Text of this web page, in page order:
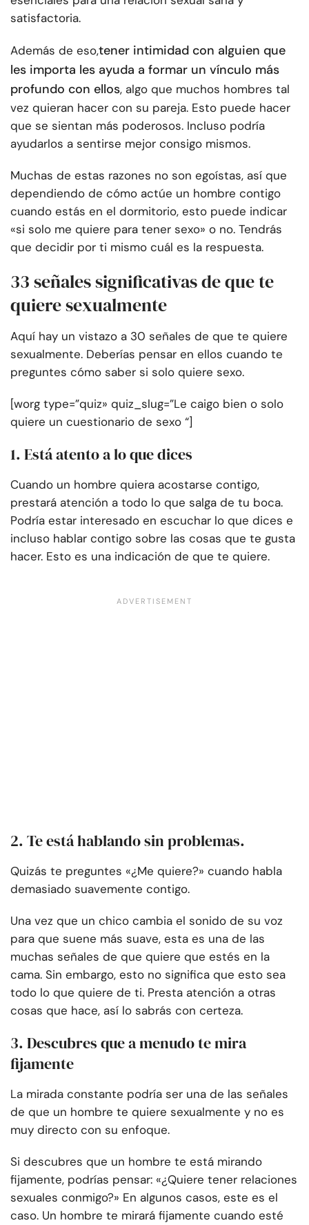
satisfactoria.
Además de eso,tener intimidad con alguien que
les importa les ayuda a formar un vínculo más
profundo con ellos, algo que muchos hombres tal
vez quieran hacer con su pareja. Esto puede hacer
que se sientan más poderosos. Incluso podría
ayudarlos a sentirse mejor consigo mismos.
Muchas de estas razones no son egoístas, así que
dependiendo de cómo actúe un hombre contigo
cuando estás en el dormitorio, esto puede indicar
«si solo me quiere para tener sexo» o no. Tendrás
que decidir por ti mismo cuál es la respuesta.
33 señales significativas de que te
quiere sexualmente
Aquí hay un vistazo a 30 señales de que te quiere
sexualmente. Deberías pensar en ellos cuando te
preguntes cómo saber si solo quiere sexo.
[worg type=”quiz» quiz_slug=”Le caigo bien o solo
quiere un cuestionario de sexo “]
1. Está atento a lo que dices
Cuando un hombre quiera acostarse contigo,
prestará atención a todo lo que salga de tu boca.
Podría estar interesado en escuchar lo que dices e
incluso hablar contigo sobre las cosas que te gusta
hacer. Esto es una indicación de que te quiere.
2. Te está hablando sin problemas.
Quizás te preguntes «¿Me quiere?» cuando habla
demasiado suavemente contigo.
Una vez que un chico cambia el sonido de su voz
para que suene más suave, esta es una de las
muchas señales de que quiere que estés en la
cama. Sin embargo, esto no significa que esto sea
todo lo que quiere de ti. Presta atención a otras
cosas que hace, así lo sabrás con certeza.
3. Descubres que a menudo te mira
fijamente
La mirada constante podría ser una de las señales
de que un hombre te quiere sexualmente y no es
muy directo con su enfoque.
Si descubres que un hombre te está mirando
fijamente, podrías pensar: «¿Quiere tener relaciones
sexuales conmigo?» En algunos casos, este es el
caso. Un hombre te mirará fijamente cuando esté